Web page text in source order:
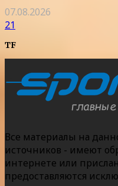
07.08.2026
21
TF
Все материалы на
источников - имеют
интернете или
предоставляются